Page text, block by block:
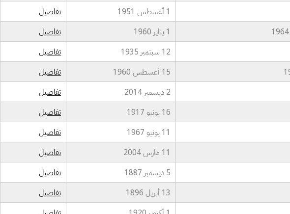
1 أغسطس 1951
تفاصيل
1 يناير 1960
تفاصيل
12 سبتمبر 1935
تفاصيل
15 أغسطس 1960
تفاصيل
2 ديسمبر 2014
تفاصيل
16 يونيو 1917
تفاصيل
11 يونيو 1967
تفاصيل
11 مارس 2004
تفاصيل
5 ديسمبر 1887
تفاصيل
13 أبريل 1896
تفاصيل